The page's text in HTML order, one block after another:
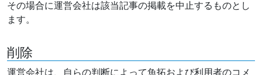
その場合に運営会社は該当記事の掲載を中止するものとし
ます。
削除
運営会社は、自らの判断によって魚拓および利用者のコメ